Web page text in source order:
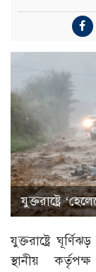
যুক্তরাষ্ট্রে
যুক্তরাষ্ট্রে
স্থানীয়